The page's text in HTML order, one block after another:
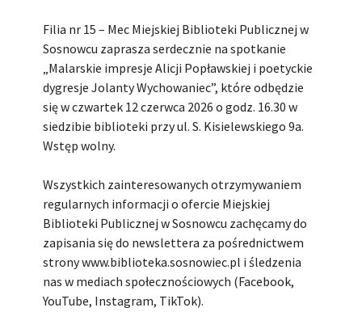
Filia nr 15 – Mec Miejskiej Biblioteki Publicznej w
Sosnowcu zaprasza serdecznie na spotkanie
„Malarskie impresje Alicji Popławskiej i poetyckie
dygresje Jolanty Wychowaniec”, które odbędzie
się w czwartek 12 czerwca 2026 o godz. 16.30 w
siedzibie biblioteki przy ul. S. Kisielewskiego 9a.
Wstęp wolny.
Wszystkich zainteresowanych otrzymywaniem
regularnych informacji o ofercie Miejskiej
Biblioteki Publicznej w Sosnowcu zachęcamy do
zapisania się do newslettera za pośrednictwem
strony www.biblioteka.sosnowiec.pl i śledzenia
nas w mediach społecznościowych (Facebook,
YouTube, Instagram, TikTok).